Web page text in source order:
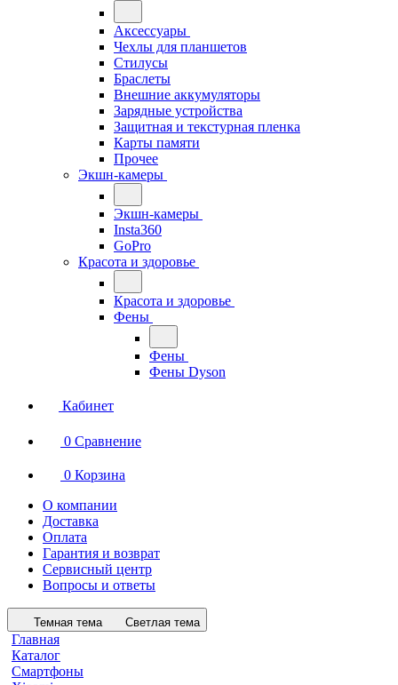
Аксессуары
Чехлы для планшетов
Стилусы
Браслеты
Внешние аккумуляторы
Зарядные устройства
Защитная и текстурная пленка
Карты памяти
Прочее
Экшн-камеры
Экшн-камеры
Insta360
GoPro
Красота и здоровье
Красота и здоровье
Фены
Фены
Фены Dyson
Кабинет
0 Сравнение
0 Корзина
О компании
Доставка
Оплата
Гарантия и возврат
Сервисный центр
Вопросы и ответы
Темная тема Светлая тема
Главная
Каталог
Смартфоны